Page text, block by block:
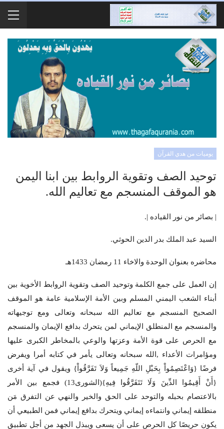
يوميات من هدي القرآن
توحيد الصف وتقوية الروابط بين ابنا اليمن
هو الموقف المنسجم مع تعاليم الله.
| بصائر من نور القياده |.
السيد عبد الملك بدر الدين الحوثي.
محاضره بعنوان الوحدة والاخاء 11 رمضان 1433هـ
إن العمل على جمع الكلمة وتوحيد الصف وتقوية الروابط الأخوية بين
أبناء الشعب اليمني المسلم وبين الأمة الإسلامية عامة هو الموقف
الصحيح المنسجم مع تعاليم الله سبحانه وتعالى ومع توجيهاته
والمنسجم مع المنطلق الإيماني لمن يتحرك بدافع الإيمان والمنسجم
مع الحرص على قوة الأمة وعزتها والوعي بالمخاطر الكبرى عليها
ومؤامرات الأعداء ,الله سبحانه وتعالى يأمر في كتابه أمرا ويفرض
فرضًا {وَاعْتَصِمُواْ بِحَبْلِ اللّهِ جَمِيعاً وَلاَ تَفَرَّقُواْ} ويقول في آية أخرى
{أَنْ أَقِيمُوا الدِّينَ وَلَا تَتَفَرَّقُوا فِيهِ}(الشورى13) فجمع بين الأمر
بالاعتصام بحبله والتوحد على الحق والخير والنهي عن التفرق مَن
منطلقه إيماني وانتماءه إيماني ويتحرك بدافع إيماني فمن الطبيعي أن
يكون حريصًا كل الحرص على أن يسعى ويبذل الجهد من أجل تطبيق